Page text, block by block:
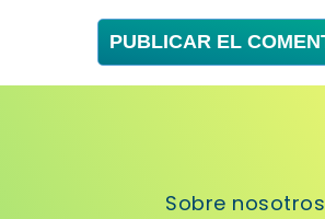
Sobre nosotros